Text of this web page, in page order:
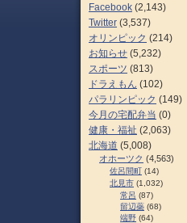
Facebook (2,143)
Twitter (3,537)
オリンピック (214)
お知らせ (5,232)
スポーツ (813)
ドラえもん (102)
パラリンピック (149)
今月の宅配弁当 (0)
健康・福祉 (2,063)
北海道 (5,008)
オホーツク (4,563)
佐呂間町 (14)
北見市 (1,032)
常呂 (87)
留辺蘂 (68)
端野 (64)